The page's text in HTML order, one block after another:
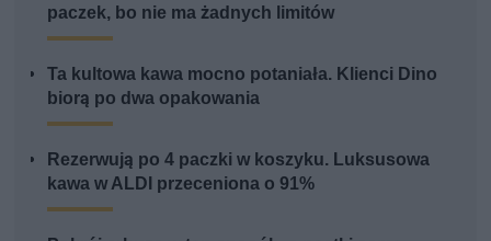
paczek, bo nie ma żadnych limitów
Ta kultowa kawa mocno potaniała. Klienci Dino
biorą po dwa opakowania
Rezerwują po 4 paczki w koszyku. Luksusowa
kawa w ALDI przeceniona o 91%